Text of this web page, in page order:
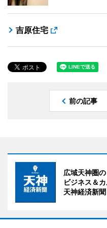
吉原住宅
前の記事
広域天神圏の
ビジネス＆
天神経済新聞